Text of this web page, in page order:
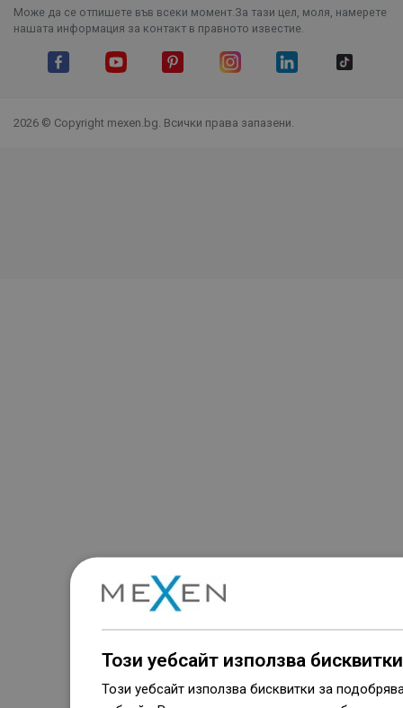
Може да се отпишете във всеки момент.За тази цел, моля, намерете
нашата информация за контакт в правното известие.
2026 © Copyright mexen.bg. Всички права запазени.
Този уебсайт използва бисквитки
Този уебсайт използва бисквитки за